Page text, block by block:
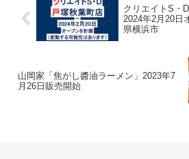
クリエイトS・
2024年2月20日
県横浜市
山岡家「焦がし醬油ラーメン」2023年7
月26日販売開始